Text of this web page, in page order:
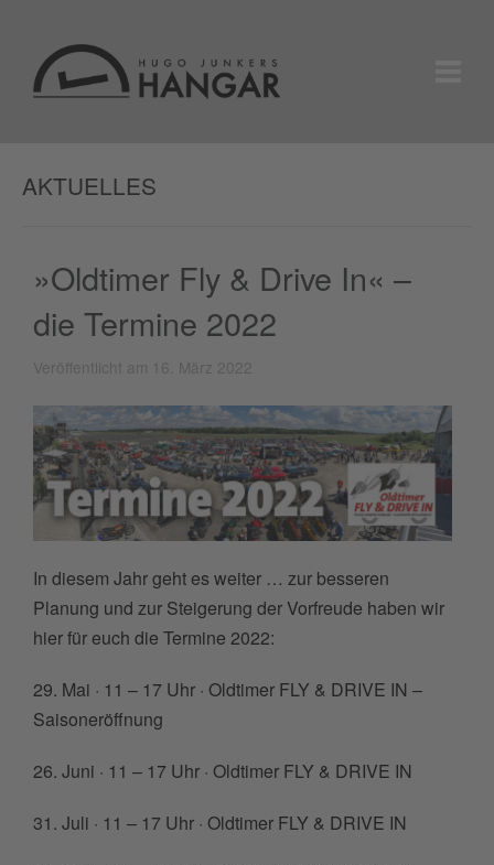
AKTUELLES
»Oldtimer Fly & Drive In« –
die Termine 2022
Veröffentlicht am 16. März 2022
In diesem Jahr geht es weiter … zur besseren
Planung und zur Steigerung der Vorfreude haben wir
hier für euch die Termine 2022:
29. Mai · 11 – 17 Uhr · Oldtimer FLY & DRIVE IN –
Saisoneröffnung
26. Juni · 11 – 17 Uhr · Oldtimer FLY & DRIVE IN
31. Juli · 11 – 17 Uhr · Oldtimer FLY & DRIVE IN